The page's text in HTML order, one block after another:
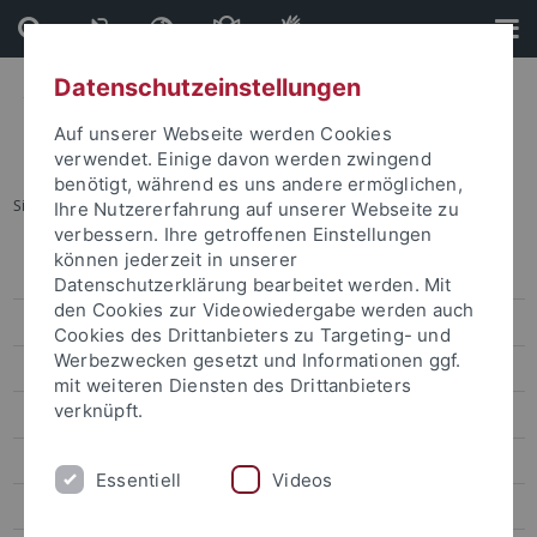
Direkt
zum
Inhalt
Direkt
zur
Fußleiste
Sie sind hier: Startseite ... Aus dem Netzwerk
Registrierung
Aus dem Netzwerk
Forschenden-Alumni
Alumni-Fachbereiche
Datenschutzeinstellungen
Auf unserer Webseite werden Cookies
verwendet. Einige davon werden zwingend
benötigt, während es uns andere ermöglichen,
Ihre Nutzererfahrung auf unserer Webseite zu
verbessern. Ihre getroffenen Einstellungen
können jederzeit in unserer
Datenschutzerklärung bearbeitet werden. Mit
den Cookies zur Videowiedergabe werden auch
Cookies des Drittanbieters zu Targeting- und
Werbezwecken gesetzt und Informationen ggf.
mit weiteren Diensten des Drittanbieters
verknüpft.
Essentiell Videos